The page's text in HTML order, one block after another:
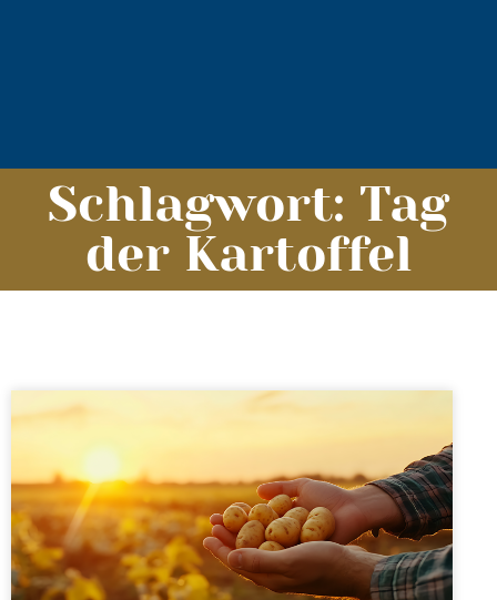
Schlagwort: Tag
der Kartoffel